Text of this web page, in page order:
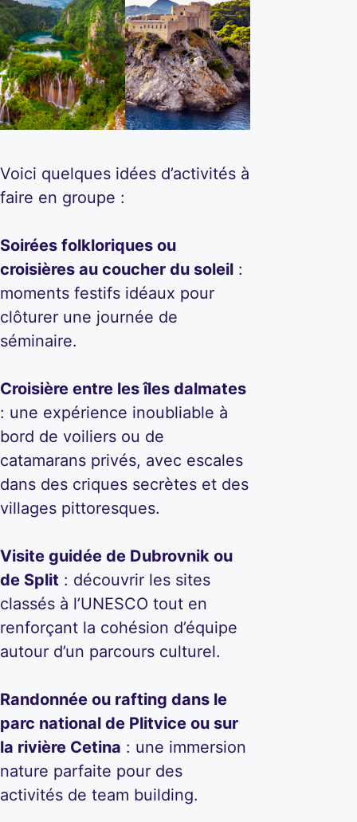
Voici quelques idées d’activités à
faire en groupe :
Soirées folkloriques ou
croisières au coucher du soleil :
moments festifs idéaux pour
clôturer une journée de
séminaire.
Croisière entre les îles dalmates
: une expérience inoubliable à
bord de voiliers ou de
catamarans privés, avec escales
dans des criques secrètes et des
villages pittoresques.
Visite guidée de Dubrovnik ou
de Split : découvrir les sites
classés à l’UNESCO tout en
renforçant la cohésion d’équipe
autour d’un parcours culturel.
Randonnée ou rafting dans le
parc national de Plitvice ou sur
la rivière Cetina : une immersion
nature parfaite pour des
activités de team building.